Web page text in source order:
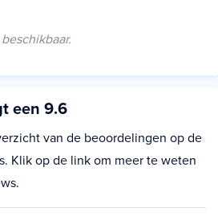
een 9.6
van de beoordelingen op de
Klik op de link om meer te weten